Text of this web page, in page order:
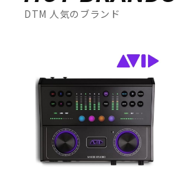
DTM 人気のブランド